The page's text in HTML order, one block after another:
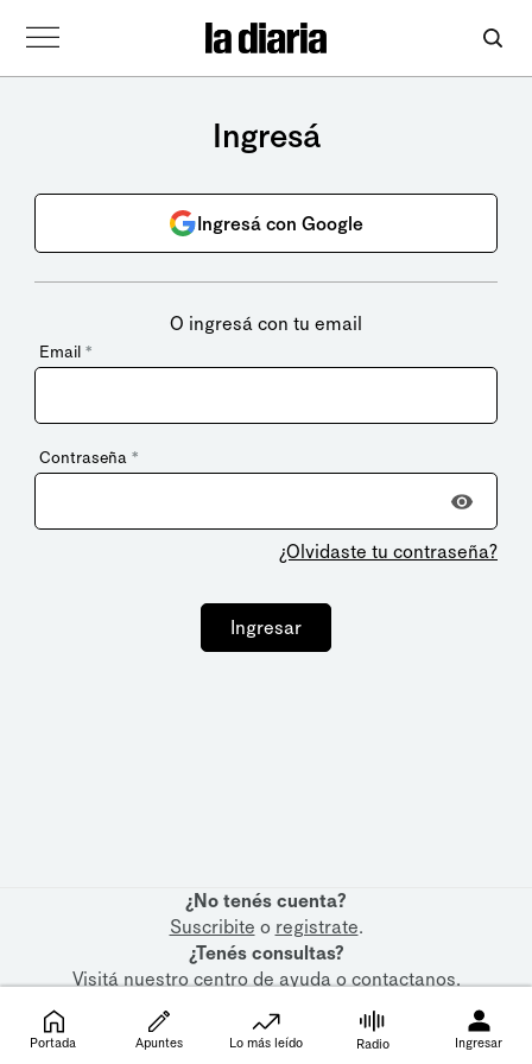
Ingresá
Ingresá con Google
O ingresá con tu email
Email *
Contraseña *
¿Olvidaste tu contraseña?
Ingresar
¿No tenés cuenta?
Suscribite o registrate.
¿Tenés consultas?
Visitá nuestrocentro de ayudaocontactanos.
Portada Apuntes Lo más leído Radio Ingresar